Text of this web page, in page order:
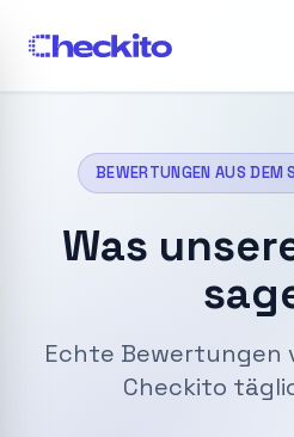
BEWERTUNGEN AUS DEM
Was
Echte Bewertungen
Checkito